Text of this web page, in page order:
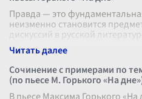
Правда — это
неизменно становится
дискуссий в русской
«На дне» вопрос о том, нужна ли
Сочинение с примерами по
(по пьесе М. Горького «На